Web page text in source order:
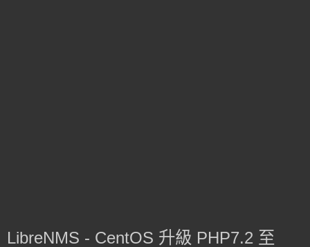
LibreNMS - CentOS 升級 PHP7.2 至